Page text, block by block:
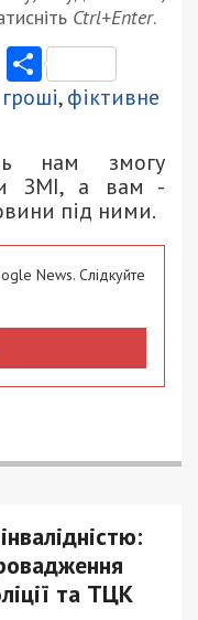
Ctrl+Enter.
Email
гроші,фіктивне
нам змогу
ЗМІ, а вам -
під ними.
News. Слідкуйте
та ТЦК